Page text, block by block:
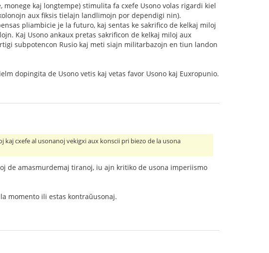
kaj longtempe) stimulita fa cxefe Usono volas rigardi kiel
aux fiksis tielajn landlimojn por dependigi nin).
pliambicie je la futuro, kaj sentas ke sakrifico de kelkaj miloj
Kaj Usono ankaux pretas sakrificon de kelkaj miloj aux
subpotencon Rusio kaj meti siajn militarbazojn en tiun landon
dopingita de Usono vetis kaj vetas favor Usono kaj Euxropunio.
cxefe al usonanoj vekigxi aux konscii pri biezo de la usona
de amasmurdemaj tiranoj, iu ajn kritiko de usona imperiismo
momento ili estas kontraŭusonaj.